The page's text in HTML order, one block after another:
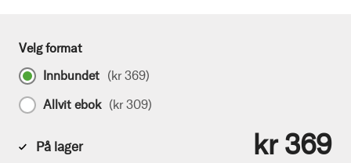
Velg format
Innbundet (kr 369)
Allvit ebok (kr 309)
På lager kr 369